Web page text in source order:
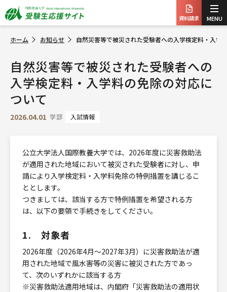
資料請求 MENU
ホーム お知らせ 自然災害等で被災された受験者への入学検定料・入学
自然災害等で被災された受験者への
入学検定料・入学料の免除の対応に
ついて
2026.04.01 学部 入試情報
公立大学法人国際教養大学では、2026年度に災害救助法
が適用された地域において被災された受験者に対し、申
請により入学検定料・入学料免除の特例措置を講じるこ
ととします。
つきましては、該当する方で特例措置を希望される方
は、以下の要領で手続きをしてください。
1. 対象者
2026年度（2026年4月～2027年3月）に災害救助法が適
用された地域で風水害等の災害に被災された方であっ
て、次のいずれかに該当する方
※災害救助法適用地域は、内閣府「災害救助法の適用状